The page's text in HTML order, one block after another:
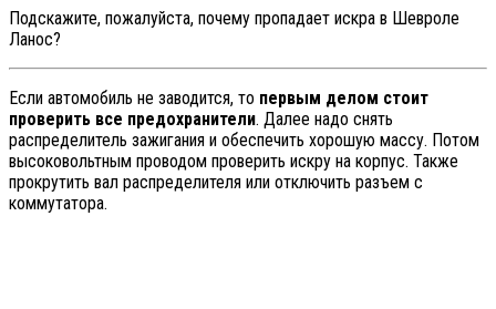
Подскажите, пожалуйста, почему пропадает искра в Шевроле
Ланос?
Если автомобиль не заводится, то первым делом стоит
проверить все предохранители. Далее надо снять
распределитель зажигания и обеспечить хорошую массу. Потом
высоковольтным проводом проверить искру на корпус. Также
прокрутить вал распределителя или отключить разъем с
коммутатора.